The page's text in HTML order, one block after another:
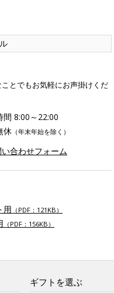
ことでもお気軽にお声掛けくだ
間 8:00～22:00
休 （年末年始を除く）
い合わせフォーム
用 （PDF：121KB）
（PDF：156KB）
ギフトを選ぶ